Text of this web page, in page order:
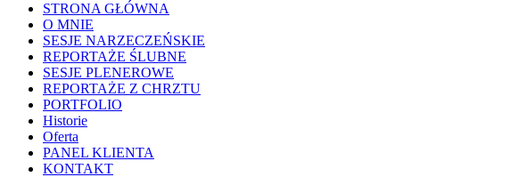
STRONA GŁÓWNA
O MNIE
SESJE NARZECZEŃSKIE
REPORTAŻE ŚLUBNE
SESJE PLENEROWE
REPORTAŻE Z CHRZTU
PORTFOLIO
Historie
Oferta
PANEL KLIENTA
KONTAKT